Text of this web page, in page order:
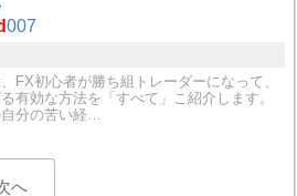
007
FX初心者が勝ち組トレーダーになって、
有効な方法を「すべて」こ紹介します。
分の苦い経…
へ